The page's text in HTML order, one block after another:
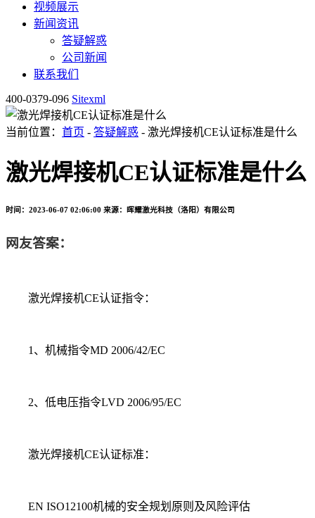
视频展示
新闻资讯
答疑解惑
公司新闻
联系我们
400-0379-096 Sitexml
当前位置： 首页 - 答疑解惑 - 激光焊接机CE认证标准是什么
激光焊接机CE认证标准是什么
时间：2023-06-07 02:06:00 来源：晖耀激光科技（洛阳）有限公司
网友答案：
激光焊接机CE认证指令：
1、机械指令MD 2006/42/EC
2、低电压指令LVD 2006/95/EC
激光焊接机CE认证标准：
EN ISO12100机械的安全规划原则及风险评估